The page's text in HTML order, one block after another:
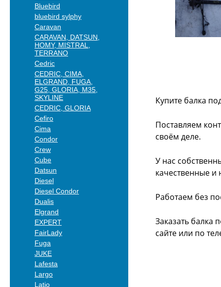
Bluebird
bluebird sylphy
Caravan
CARAVAN, DATSUN,
HOMY, MISTRAL,
TERRANO
Cedric
CEDRIC, CIMA,
ELGRAND, FUGA,
G25, GLORIA, M35,
SKYLINE
CEDRIC, GLORIA
Cefiro
Cima
Condor
Crew
Cube
Datsun
Diesel
Diesel Condor
Dualis
Elgrand
EXPERT
FairLady
Fuga
JUKE
Lafesta
Largo
Latio
Купите балка
Поставляем
своём деле.
У нас
качественные и
Работаем без
Заказать балка
сайте или по